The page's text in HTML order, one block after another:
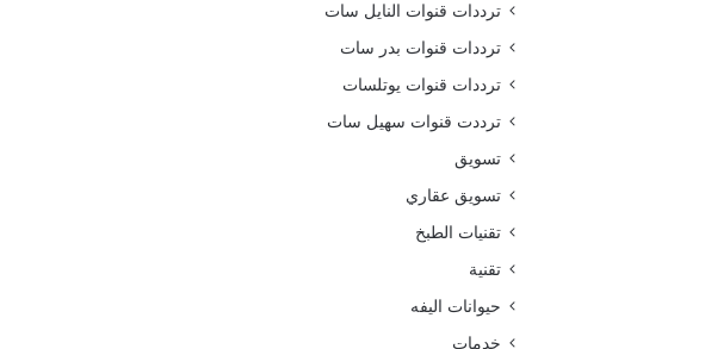
ترددات قنوات النايل سات
ترددات قنوات بدر سات
ترددات قنوات يوتلسات
ترددت قنوات سهيل سات
تسويق
تسويق عقاري
تقنيات الطبخ
تقنية
حيوانات اليفه
خدمات